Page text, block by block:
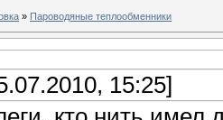
» Пароводяные теплообменники
15:25]